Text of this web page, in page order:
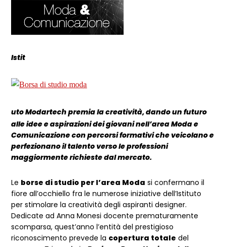
Istit
uto Modartech premia la creatività,dando un futuro
alle idee e aspirazioni dei giovani nell’area Moda e
Comunicazione con percorsi formativi che veicolano e
perfezionano il talento verso le professioni
maggiormente richieste dal mercato.
Le borse di studio per l’area Moda si confermano il
fiore all’occhiello fra le numerose iniziative dell’Istituto
per stimolare la creatività degli aspiranti designer.
Dedicate ad Anna Monesi docente prematuramente
scomparsa, quest’anno l’entità del prestigioso
riconoscimento prevede la copertura totale del